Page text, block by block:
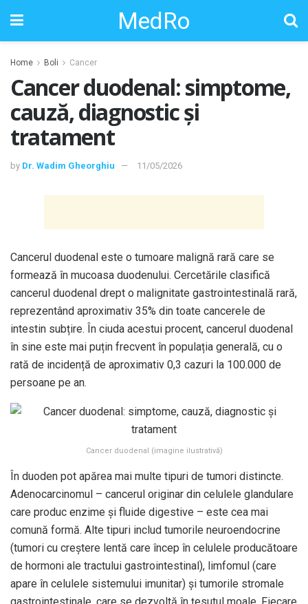
MedRo
Home Boli Cancer
Cancer duodenal: simptome,
cauză, diagnostic și
tratament
by Dr. Wadim Gheorghiu 11/05/2026
Cancerul duodenal este o tumoare malignă rară care se
formează în mucoasa duodenului. Cercetările clasifică
cancerul duodenal drept o malignitate gastrointestinală rară,
reprezentând aproximativ 35% din toate cancerele de
intestin subțire. În ciuda acestui procent, cancerul duodenal
în sine este mai puțin frecvent în populația generală, cu o
rată de incidență de aproximativ 0,3 cazuri la 100.000 de
persoane pe an.
Cancer duodenal (imagine ilustrativă)
În duoden pot apărea mai multe tipuri de tumori distincte.
Adenocarcinomul – cancerul originar din celulele glandulare
care produc enzime și fluide digestive – este cea mai
comună formă. Alte tipuri includ tumorile neuroendocrine
(tumori cu creștere lentă care încep în celulele producătoare
de hormoni ale tractului gastrointestinal), limfomul (care
apare în celulele sistemului imunitar) și tumorile stromale